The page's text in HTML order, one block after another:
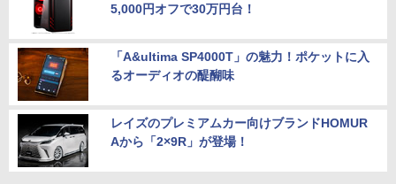
5,000円オフで30万円台！
「A&ultima SP4000T」の魅力！ポケットに入
るオーディオの醍醐味
レイズのプレミアムカー向けブランドHOMUR
Aから「2×9R」が登場！